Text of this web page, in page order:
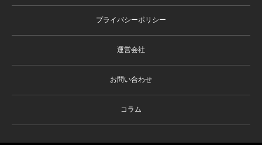
プライバシーポリシー
運営会社
お問い合わせ
コラム